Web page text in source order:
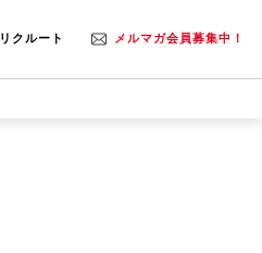
リクルート メルマガ会員募集中！